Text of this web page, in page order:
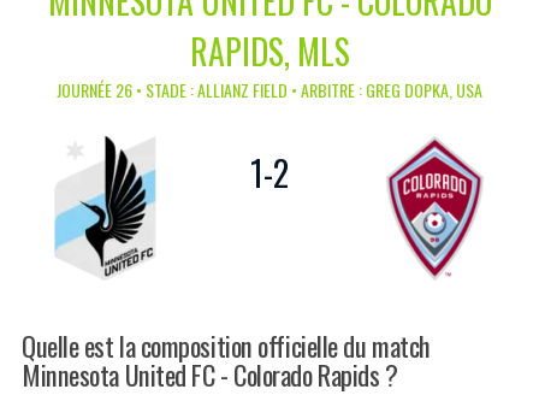
RAPIDS, MLS
JOURNÉE 26 • STADE : ALLIANZ FIELD • ARBITRE : GREG DOPKA, USA
1-2
Quelle est la composition officielle du match
Minnesota United FC - Colorado Rapids ?